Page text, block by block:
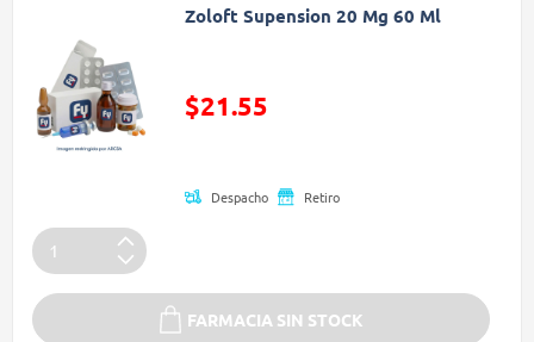
Zoloft Supension 20 Mg 60 Ml
$21.55
Despacho Retiro
FARMACIA SIN STOCK